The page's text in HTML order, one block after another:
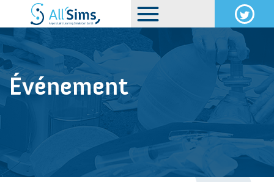
Événement